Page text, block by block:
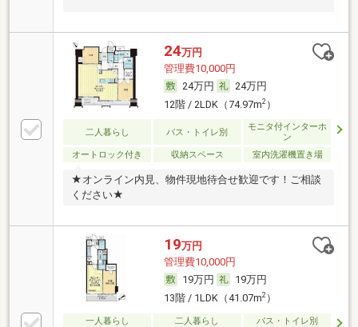
24万円
管理費10,000円
24万円
24万円
12階 / 2LDK（74.97m2）
二人暮らし バス・トイレ別
モニタ付インターホ
ン
オートロック付き
収納スペース 室内洗濯機置き場
★オンライン内見、物件現地待合せ歓迎です！ご相談
ください★
19万円
管理費10,000円
19万円
19万円
13階 / 1LDK（41.07m2）
一人暮らし 二人暮らし
バス・トイレ別